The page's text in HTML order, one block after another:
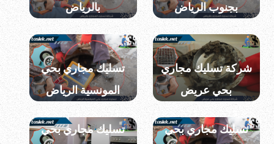
بجنوب الرياض
بالرياض
شركة تسليك مجاري
بحي عريض
تسليك مجاري بحي
المونسية الرياض
تسليك مجاري بحي
تسليك مجاري بحي